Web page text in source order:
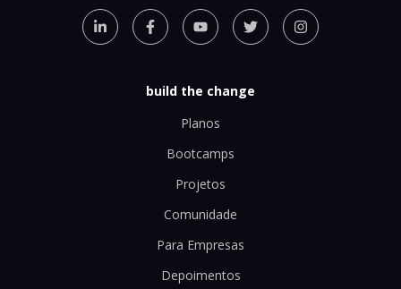
build the change
Planos
Bootcamps
Projetos
Comunidade
Para Empresas
Depoimentos